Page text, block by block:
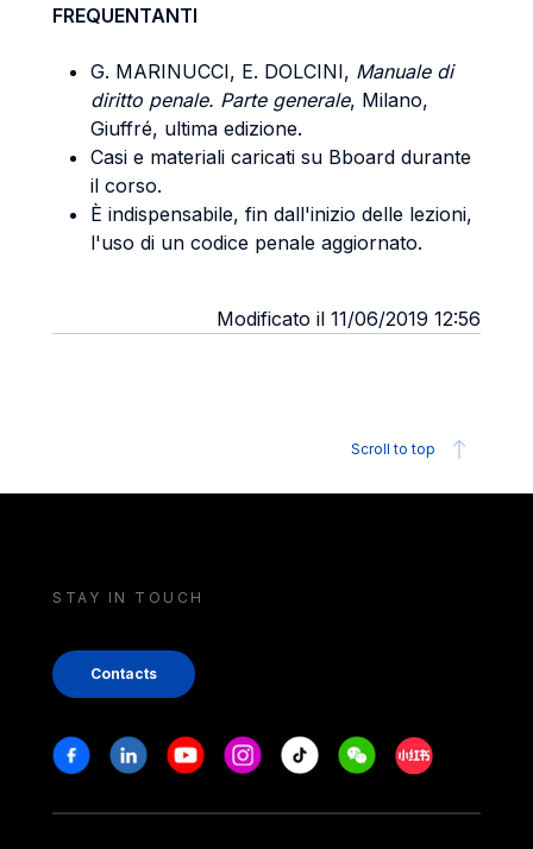
FREQUENTANTI
G. MARINUCCI, E. DOLCINI, Manuale di
diritto penale. Parte generale, Milano,
Giuffré, ultima edizione.
Casi e materiali caricati su Bboard durante
il corso.
È indispensabile, fin dall'inizio delle lezioni,
l'uso di un codice penale aggiornato.
Modificato il 11/06/2019 12:56
Scroll to top
STAY IN TOUCH
Contacts
Stay in touch
FacebookLinkedinYoutubeInstagram
Tiktok WeechatXiaohongshu/